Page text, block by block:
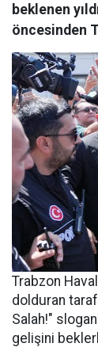
beklenen
öncesinden
Trabzon
dolduran
Salah!"
gelişini